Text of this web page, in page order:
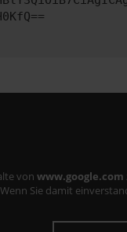
von www.google.com
Sie damit